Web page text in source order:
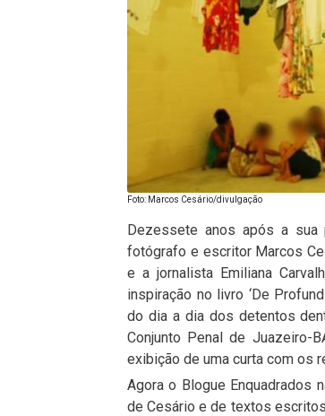
Foto: Marcos Cesário/divulgação
Dezessete anos após a sua
fotógrafo e escritor Marcos
e a jornalista Emiliana
inspiração no livro ‘De
do dia a dia dos detentos
Conjunto Penal de Juazeiro-
exibição de uma curta com os
Agora o Blogue Enquadrados
de Cesário e de textos